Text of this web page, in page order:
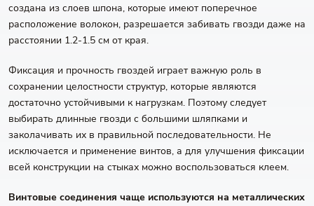
создана из слоев шпона, которые имеют поперечное
расположение волокон, разрешается забивать гвозди даже на
расстоянии 1.2-1.5 см от края.
Фиксация и прочность гвоздей играет важную роль в
сохранении целостности структур, которые являются
достаточно устойчивыми к нагрузкам. Поэтому следует
выбирать длинные гвозди с большими шляпками и
заколачивать их в правильной последовательности. Не
исключается и применение винтов, а для улучшения фиксации
всей конструкции на стыках можно воспользоваться клеем.
Винтовые соединения чаще используются на металлических